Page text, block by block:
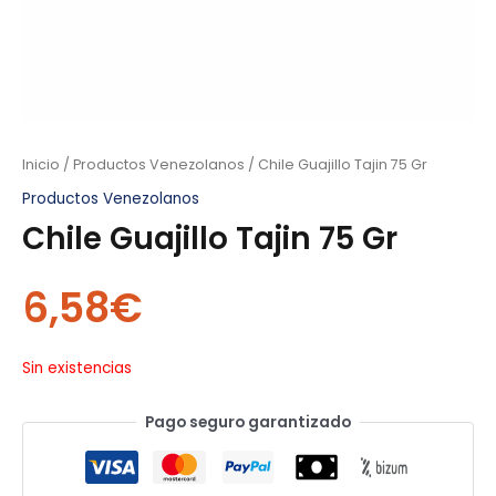
Inicio / Productos Venezolanos / Chile Guajillo Tajin 75 Gr
Productos Venezolanos
Chile Guajillo Tajin 75 Gr
6,58€
Sin existencias
Pago seguro garantizado